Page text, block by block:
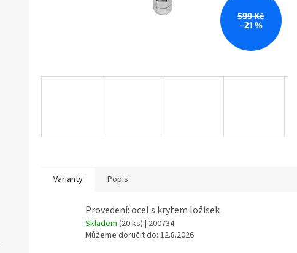
599 Kč
–21 %
Varianty Popis
Provedení: ocel s krytem ložisek
Skladem (20 ks) | 200734
Můžeme doručit do: 12.8.2026